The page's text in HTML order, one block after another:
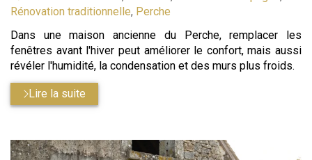
:
Rénovation traditionnelle, Perche
Dans une maison ancienne du Perche, remplacer les
fenêtres avant l'hiver peut améliorer le confort, mais aussi
révéler l'humidité, la condensation et des murs plus froids.
Lire la suite